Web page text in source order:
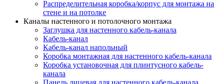
Распределительная коробка/корпус для монтажа на
стене и на потолке
Каналы настенного и потолочного монтажа
Заглушка для настенного кабель-канала
Кабель-канал
Кабель-канал напольный
Коробка монтажная для настенного кабель-канала
Коробка установочная для плинтусного кабель-
канала
Панель лицевая для настенного кабель-канала